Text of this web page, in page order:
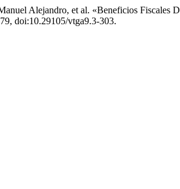
Alejandro, et al. «Beneficios Fiscales
doi:10.29105/vtga9.3-303.